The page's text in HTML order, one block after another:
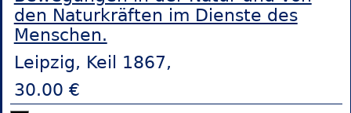
den Naturkräften im Dienste des
Menschen.
Leipzig, Keil 1867,
30.00 €